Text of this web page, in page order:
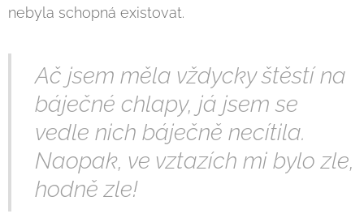
nebyla schopná existovat.
Ač jsem měla vždycky štěstí na
báječné chlapy, já jsem se
vedle nich báječně necítila.
Naopak, ve vztazích mi bylo zle,
hodně zle!